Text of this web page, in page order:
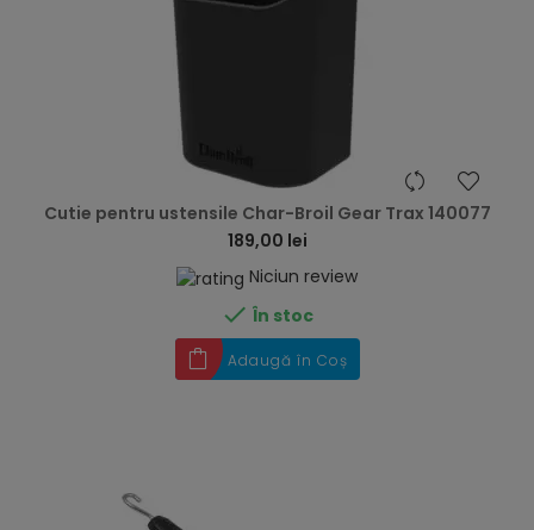
Cutie pentru ustensile Char-Broil Gear Trax 140077
189,00 lei
Niciun review
 În stoc
Adaugă în Coș